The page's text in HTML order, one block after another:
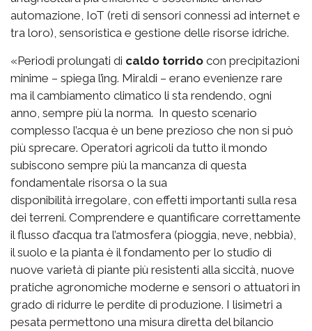
automazione, IoT (reti di sensori connessi ad internet e
tra loro), sensoristica e gestione delle risorse idriche.
«Periodi prolungati di caldo torrido con precipitazioni
minime – spiega l’ing. Miraldi – erano evenienze rare
ma il cambiamento climatico li sta rendendo, ogni
anno, sempre più la norma. In questo scenario
complesso l’acqua è un bene prezioso che non si può
più sprecare. Operatori agricoli da tutto il mondo
subiscono sempre più la mancanza di questa
fondamentale risorsa o la sua
disponibilità irregolare, con effetti importanti sulla resa
dei terreni. Comprendere e quantificare correttamente
il flusso d’acqua tra l’atmosfera (pioggia, neve, nebbia),
il suolo e la pianta è il fondamento per lo studio di
nuove varietà di piante più resistenti alla siccità, nuove
pratiche agronomiche moderne e sensori o attuatori in
grado di ridurre le perdite di produzione. I lisimetri a
pesata permettono una misura diretta del bilancio